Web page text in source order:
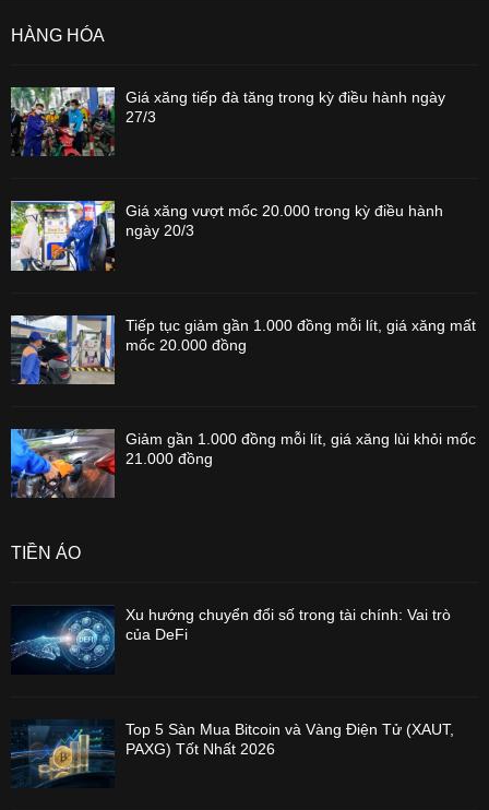
HÀNG HÓA
Giá xăng tiếp đà tăng trong kỳ điều hành ngày
27/3
Giá xăng vượt mốc 20.000 trong kỳ điều hành
ngày 20/3
Tiếp tục giảm gần 1.000 đồng mỗi lít, giá xăng mất
mốc 20.000 đồng
Giảm gần 1.000 đồng mỗi lít, giá xăng lùi khỏi mốc
21.000 đồng
TIỀN ẢO
Xu hướng chuyển đổi số trong tài chính: Vai trò
của DeFi
Top 5 Sàn Mua Bitcoin và Vàng Điện Tử (XAUT,
PAXG) Tốt Nhất 2026